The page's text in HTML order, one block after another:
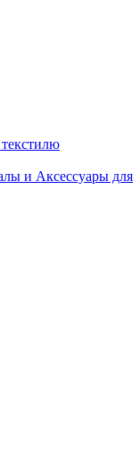
и Аксессуары для